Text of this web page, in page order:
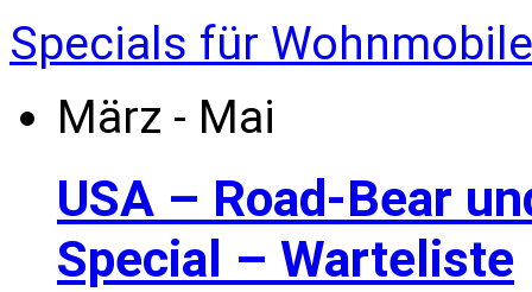
Specials für Wohnmobile
März - Mai
USA – Road-Bear
Special – Warteliste